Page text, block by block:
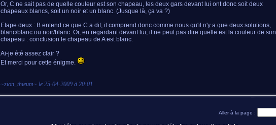
Or, C ne sait pas de quelle couleur est son chapeau, les deux gars devant lui ont donc soit deux
chapeaux blancs, soit un noir et un blanc. (Jusque là, ça va ?)
Etape deux : B entend ce que C a dit, il comprend donc comme nous qu'il n'y a que deux solutions,
blanc/blanc ou noir/blanc. Or, en regardant devant lui, il ne peut pas dire quelle est la couleur de son
chapeau : conclusion le chapeau de A est blanc.
Ai-je été assez clair ?
Et merci pour cette énigme.
~zion_thieum~ le 25-04-2009 à 20:01
Aller à la page :